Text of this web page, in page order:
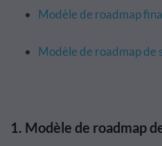
Modèle de roadmap
Modèle de roadmap de
1. Modèle de roadmap